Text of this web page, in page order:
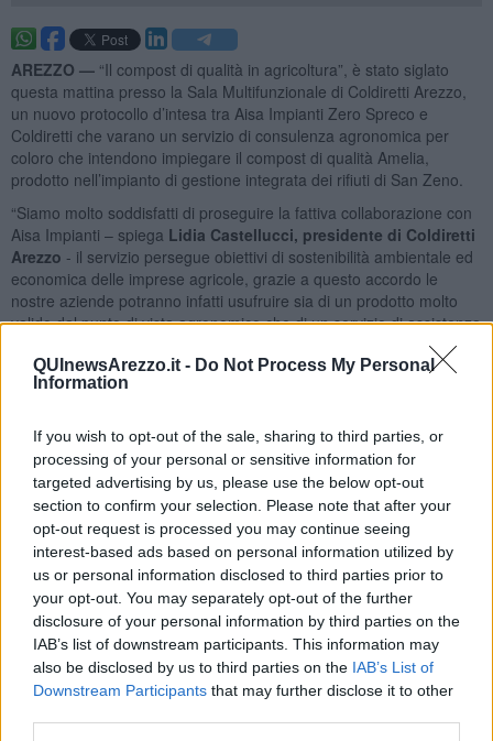
QUInewsArezzo.it - Do Not Process My Personal
Information
If you wish to opt-out of the sale, sharing to third parties, or
processing of your personal or sensitive information for
targeted advertising by us, please use the below opt-out
section to confirm your selection. Please note that after your
opt-out request is processed you may continue seeing
interest-based ads based on personal information utilized by
us or personal information disclosed to third parties prior to
your opt-out. You may separately opt-out of the further
disclosure of your personal information by third parties on the
IAB’s list of downstream participants. This information may
also be disclosed by us to third parties on the IAB’s List of
Downstream Participants that may further disclose it to other
AREZZO — “Il compost di qualità in agricoltura”, è stato siglato
questa mattina presso la Sala Multifunzionale di Coldiretti Arezzo,
un nuovo protocollo d’intesa tra Aisa Impianti Zero Spreco e
Coldiretti che varano un servizio di consulenza agronomica per
coloro che intendono impiegare il compost di qualità Amelia,
prodotto nell’impianto di gestione integrata dei rifiuti di San Zeno.
“Siamo molto soddisfatti di proseguire la fattiva collaborazione con
Aisa Impianti – spiega Lidia Castellucci, presidente di Coldiretti
Arezzo - il servizio persegue obiettivi di sostenibilità ambientale ed
economica delle imprese agricole, grazie a questo accordo le
nostre aziende potranno infatti usufruire sia di un prodotto molto
valido dal punto di vista agronomico che di un servizio di assistenza
in grado di valutare con precisione i quantitativi necessari alle
coltivazioni, grazie ad analisi chimico fisiche dei terreni, gratuite per
i nostri associati”.
Amelia, questo il nome è un prodotto ottenuto dagli scarti vegetali
come ad esempio le potature e dalla frazione organica della
raccolta differenziata ed è certificato come ammendante ammesso
in agricoltura biologica, fatto molto importante in una ottica di
recupero delle risorse e riduzione delle emissioni inquinanti
provenienti dalla produzione dei fertilizzanti chimici.
“Siamo molto felici di questo protocollo di intesa perché grazie a
Coldiretti si riesce a restituite in agricoltura, anche quella biologica,
il compost ‘Amelia’ ad un prezzo simbolico di un 1 euro a tonnellata
- ha detto ilpresidente di Aisa Impianti s.p.a Giacomo Cherici.
Questo è possibile grazie aVerde 70,impianto di compostaggio di